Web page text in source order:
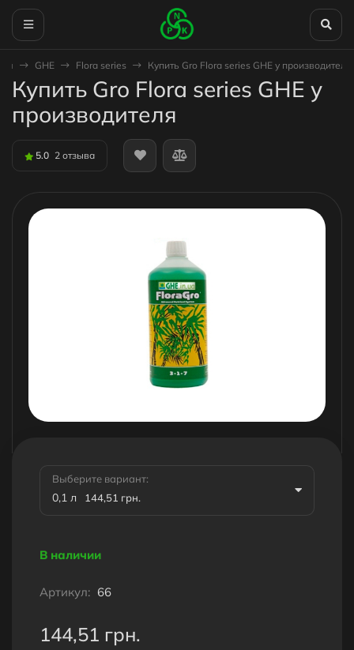
GHE Flora series Купить Gro Flora series GHE у производителя
Купить Gro Flora series GHE у
производителя
5.0 2 отзыва
Выберите вариант:
0,1 л 144,51 грн.
В наличии
Артикул: 66
144,51 грн.